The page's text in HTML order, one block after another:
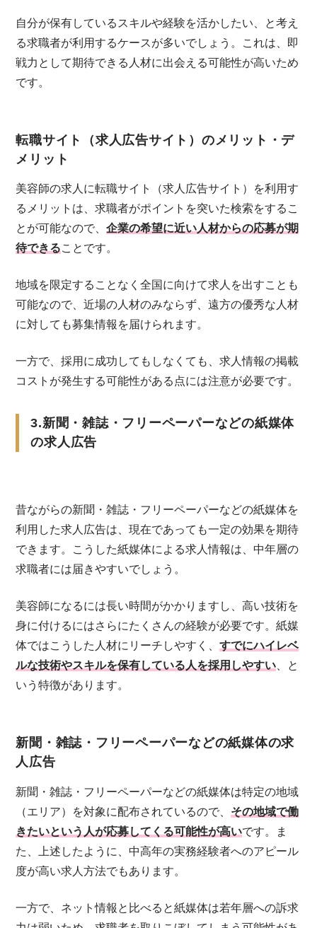
自分が保有しているスキルや経験を活かしたい、と考え
る求職者が利用するケースが多いでしょう。これは、即
戦力として期待できる人材に出会える可能性が高いため
です。
転職サイト（求人広告サイト）のメリット・デ
メリット
美容師の求人に転職サイト（求人広告サイト）を利用す
るメリットは、求職者がポイントを突いた検索をするこ
とが可能なので、企業の希望に近い人材からの応募が期
待できることです。
地域を限定することなく全国に向けて求人を出すことも
可能なので、近場の人材のみならず、遠方の優秀な人材
に対しても募集情報を届けられます。
一方で、採用に成功してもしなくても、求人情報の掲載
コストが発生する可能性がある点には注意が必要です。
3.新聞・雑誌・フリーペーパーなどの紙媒体
の求人広告
昔ながらの新聞・雑誌・フリーペーパーなどの紙媒体を
利用した求人広告は、現在であっても一定の効果を期待
できます。こうした紙媒体による求人情報は、中年層の
求職者には届きやすいでしょう。
美容師になるには長い時間がかかりますし、高い技術を
身に付けるにはさらにたくさんの経験が必要です。紙媒
体ではこうした人材にリーチしやすく、すでにハイレベ
ルな技術やスキルを保有している人を採用しやすい、と
いう特徴があります。
新聞・雑誌・フリーペーパーなどの紙媒体の求
人広告
新聞・雑誌・フリーペーパーなどの紙媒体は特定の地域
（エリア）を対象に配布されているので、 その地域で働
きたいという人が応募してくる可能性が高いです。ま
た、上述したように、中高年の実務経験者へのアピール
度が高い求人方法でもあります。
一方で、ネット情報と比べると紙媒体は若年層への訴求